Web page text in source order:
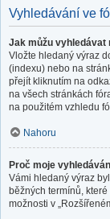
Vyhledávání ve
Jak můžu vyhledávat
Vložte hledaný výraz
(indexu) nebo na
přejít kliknutím na
na všech stránkách
na použitém vzhledu
Nahoru
Proč moje
Vámi hledaný výraz
běžných termínů,
možnosti v